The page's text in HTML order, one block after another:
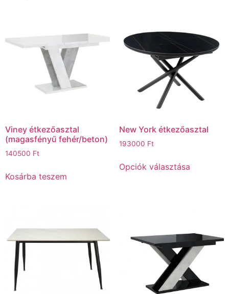
Viney étkezőasztal
(magasfényű fehér/beton)
140500 Ft
Kosárba teszem
New York étkezőasztal
193000 Ft
Opciók választása